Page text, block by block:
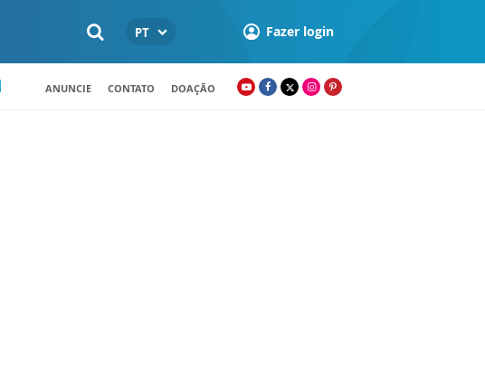
PT Fazer login
ANUNCIE CONTATO DOAÇÃO